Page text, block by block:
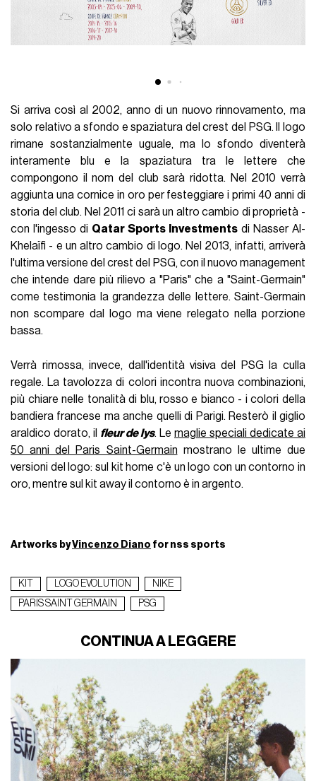
Si arriva così al 2002, anno di un nuovo rinnovamento, ma
solo relativo a sfondo e spaziatura del crest del PSG. Il logo
rimane sostanzialmente uguale, ma lo sfondo diventerà
interamente blu e la spaziatura tra le lettere che
compongono il nom del club sarà ridotta. Nel 2010 verrà
aggiunta una cornice in oro per festeggiare i primi 40 anni di
storia del club. Nel 2011 ci sarà un altro cambio di proprietà -
con l'ingesso di Qatar Sports Investments di Nasser Al-
Khelaïfi - e un altro cambio di logo. Nel 2013, infatti, arriverà
l'ultima versione del crest del PSG, con il nuovo management
che intende dare più rilievo a "Paris" che a "Saint-Germain"
come testimonia la grandezza delle lettere. Saint-Germain
non scompare dal logo ma viene relegato nella porzione
bassa.
Verrà rimossa, invece, dall'identità visiva del PSG la culla
regale. La tavolozza di colori incontra nuova combinazioni,
più chiare nelle tonalità di blu, rosso e bianco - i colori della
bandiera francese ma anche quelli di Parigi. Resterò il giglio
araldico dorato, il fleur de lys. Lemaglie speciali dedicate ai
50 anni del Paris Saint-Germain mostrano le ultime due
versioni del logo: sul kit home c'è un logo con un contorno in
oro, mentre sul kit away il contorno è in argento.
Artworks byVincenzo Diano for nss sports
KIT LOGO EVOLUTION
NIKE
PARIS SAINT GERMAIN
PSG
CONTINUA A LEGGERE